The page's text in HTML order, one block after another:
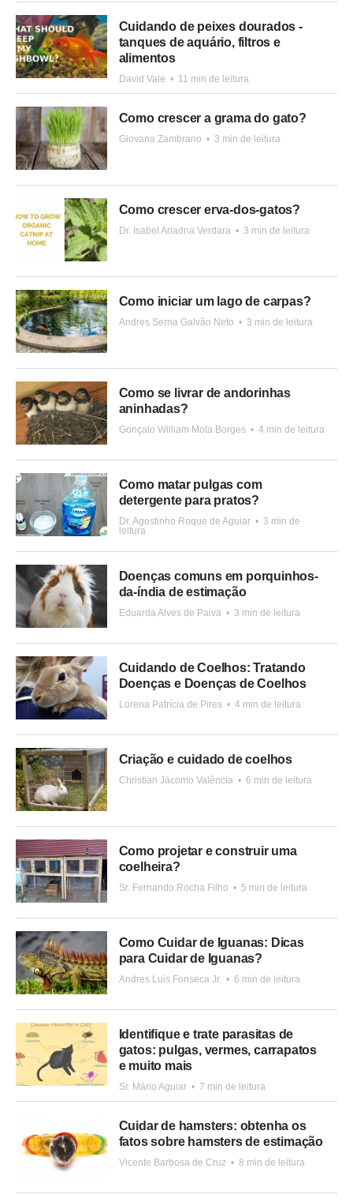
Cuidando de peixes dourados -
tanques de aquário, filtros e
alimentos
David Vale • 11 min de leitura
Como crescer a grama do gato?
Giovana Zambrano • 3 min de leitura
Como crescer erva-dos-gatos?
Dr. Isabel Ariadna Verdara • 3 min de leitura
Como iniciar um lago de carpas?
Andres Serna Galvão Neto • 3 min de leitura
Como se livrar de andorinhas
aninhadas?
Gonçalo William Mota Borges • 4 min de leitura
Como matar pulgas com
detergente para pratos?
Dr. Agostinho Roque de Aguiar • 3 min de
leitura
Doenças comuns em porquinhos-
da-índia de estimação
Eduarda Alves de Paiva • 3 min de leitura
Cuidando de Coelhos: Tratando
Doenças e Doenças de Coelhos
Lorena Patrícia de Pires • 4 min de leitura
Criação e cuidado de coelhos
Christian Jácomo Valência • 6 min de leitura
Como projetar e construir uma
coelheira?
Sr. Fernando Rocha Filho • 5 min de leitura
Como Cuidar de Iguanas: Dicas
para Cuidar de Iguanas?
Andres Luis Fonseca Jr. • 6 min de leitura
Identifique e trate parasitas de
gatos: pulgas, vermes, carrapatos
e muito mais
Sr. Mário Aguiar • 7 min de leitura
Cuidar de hamsters: obtenha os
fatos sobre hamsters de estimação
Vicente Barbosa de Cruz • 8 min de leitura